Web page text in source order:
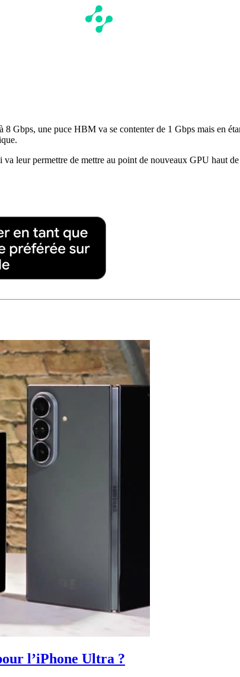
Gbps, une puce HBM va se contenter de 1 Gbps mais en
permettre de mettre au point de nouveaux GPU haut
l’iPhone Ultra ?